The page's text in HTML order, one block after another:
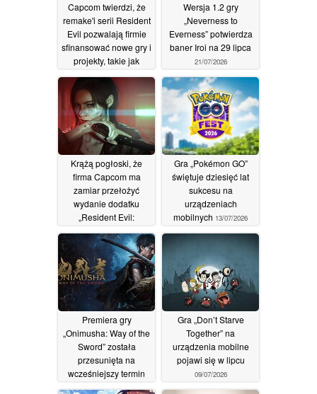
Capcom twierdzi, że
remake'i serii Resident
Evil pozwalają firmie
sfinansować nowe gry i
projekty, takie jak
Pragmata29/07/2026
Wersja 1.2 gry
„Neverness to
Everness” potwierdza
baner Iroi na 29 lipca
21/07/2026
Krążą pogłoski, że
firma Capcom ma
zamiar przełożyć
wydanie dodatku
„Resident Evil:
Requiem” do remake’u
gry „Veronica”16/07/2026
Gra „Pokémon GO”
świętuje dziesięć lat
sukcesu na
urządzeniach
mobilnych 13/07/2026
Premiera gry
„Onimusha: Way of the
Sword” została
przesunięta na
wcześniejszy termin
we wrześniu10/07/2026
Gra „Don’t Starve
Together” na
urządzenia mobilne
pojawi się w lipcu
09/07/2026